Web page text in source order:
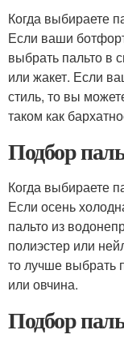
Когда выбираете
Если ваши
выбрать пальто в
или жакет. Если
стиль, то вы
таком как
Подбор
Когда выбираете
Если осень
пальто из
полиэстер или
то лучше выбрать
или овчина.
Подбор